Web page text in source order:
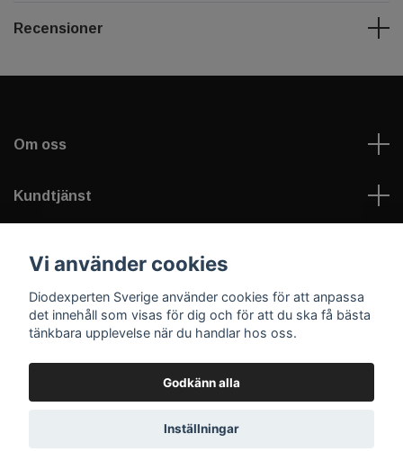
Recensioner
Om oss
Kundtjänst
Sociala medier
© 2026 Diodexperten Sverige
Vi använder cookies
Diodexperten Sverige använder cookies för att anpassa
det innehåll som visas för dig och för att du ska få bästa
tänkbara upplevelse när du handlar hos oss.
Godkänn alla
Inställningar